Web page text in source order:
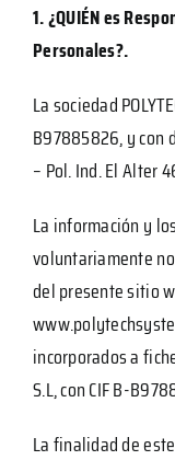
1. ¿QUIÉN es
Personales?.
La sociedad
B97885826, y con
– Pol. Ind. El Alter
La información y
voluntariamente
del presente sitio
incorporados a
S.L, con CIF B-
La finalidad de